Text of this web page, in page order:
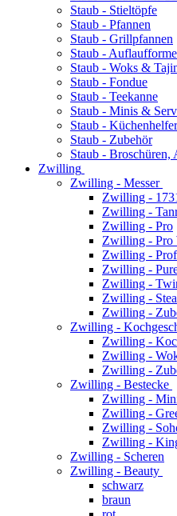
Staub - Stieltöpfe
Staub - Pfannen
Staub - Grillpfannen
Staub -
Staub - Woks &
Staub - Fondue
Staub - Teekanne
Staub - Minis &
Staub - Küchenhelfer
Staub - Zubehör
Staub - Broschüren,
Zwilling
Zwilling - Messer
Zwilling -
Zwilling -
Zwilling - Pro
Zwilling - Pro
Zwilling -
Zwilling -
Zwilling -
Zwilling -
Zwilling -
Zwilling -
Zwilling -
Zwilling -
Zwilling -
Zwilling - Bestecke
Zwilling -
Zwilling -
Zwilling -
Zwilling -
Zwilling - Scheren
Zwilling - Beauty
schwarz
braun